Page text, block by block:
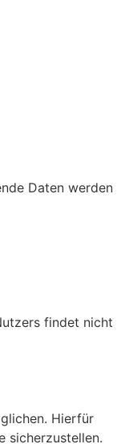
Daten werden
findet nicht
Hierfür
sicherzustellen.